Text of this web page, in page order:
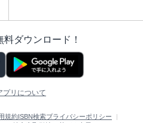
ダウンロード！
プリについて
規約 ISBN検索プライバシーポリシー